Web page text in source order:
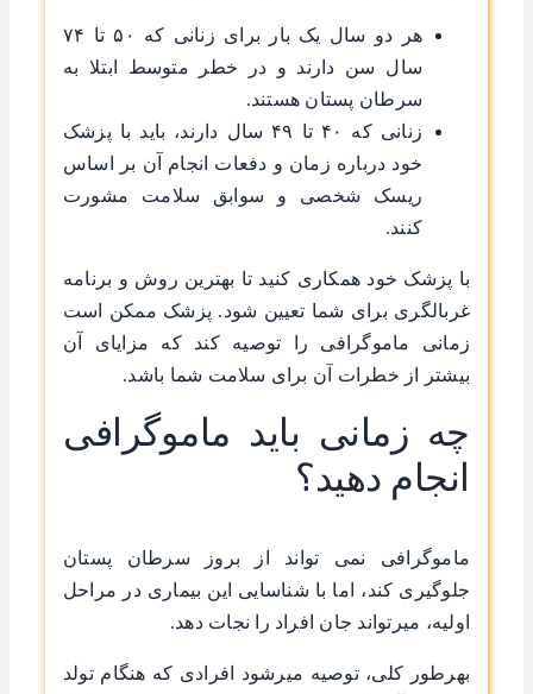
هر دو سال یک بار برای زنانی که ۵۰ تا ۷۴
سال سن دارند و در خطر متوسط ابتلا به
سرطان پستان هستند.
زنانی که ۴۰ تا ۴۹ سال دارند، باید با پزشک
خود درباره زمان و دفعات انجام آن بر اساس
ریسک شخصی و سوابق سلامت مشورت
کنند.
با پزشک خود همکاری کنید تا بهترین روش و برنامه
غربالگری برای شما تعیین شود. پزشک ممکن است
زمانی ماموگرافی را توصیه کند که مزایای آن
بیشتر از خطرات آن برای سلامت شما باشد.
چه زمانی باید ماموگرافی
انجام دهید؟
ماموگرافی نمی ‌تواند از بروز سرطان پستان
جلوگیری کند، اما با شناسایی این بیماری در مراحل
اولیه، میر‌تواند جان افراد را نجات دهد.
بهر‌طور کلی، توصیه میر‌شود افرادی که هنگام تولد